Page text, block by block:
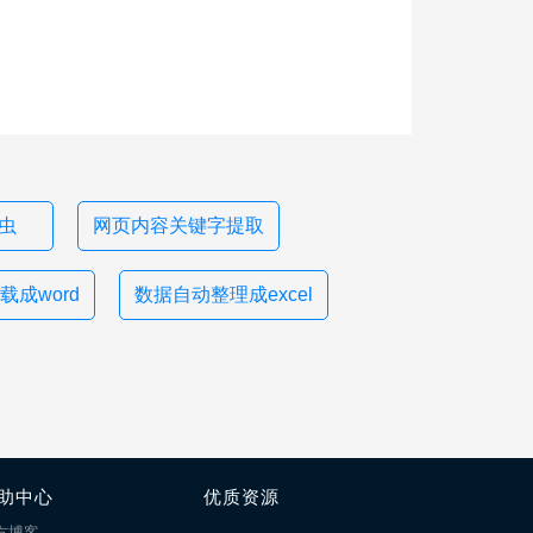
网页内容关键字提取
成word 数据自动整理成excel
中心 优质资源